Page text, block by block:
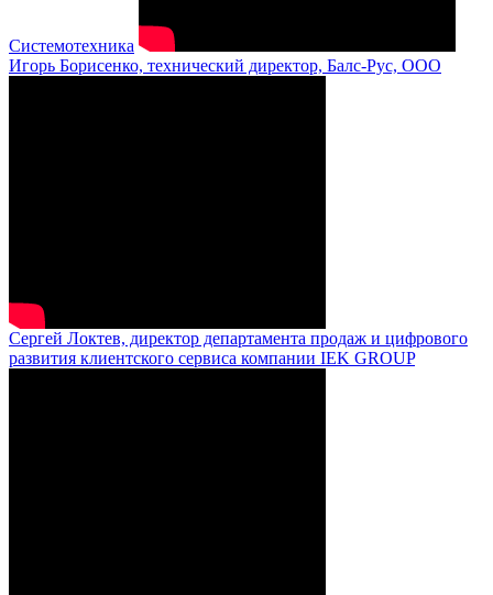
Системотехника
Игорь Борисенко, технический директор, Балс-Рус, ООО
Сергей Локтев, директор департамента продаж и цифрового
развития клиентского сервиса компании IEK GROUP